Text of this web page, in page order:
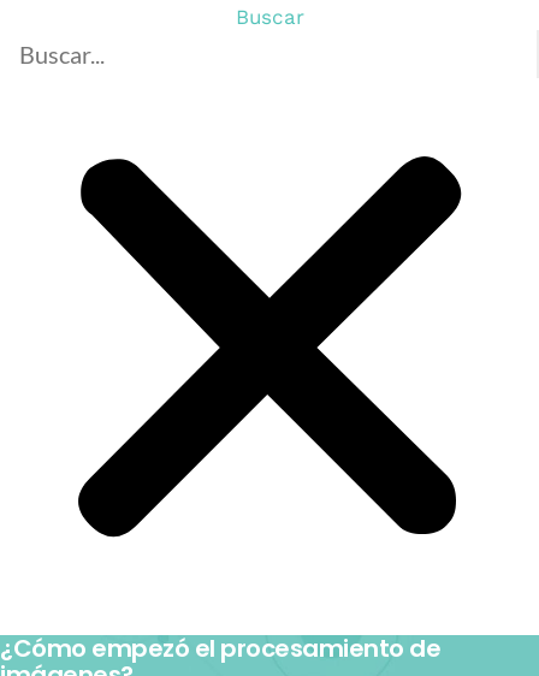
Buscar
¿Cómo empezó el procesamiento de